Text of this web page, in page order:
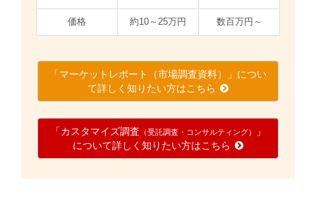
価格 約10～25万円 数百万円～
「マーケットレポート（市場調査資料）」につい
て詳しく知りたい方はこちら
「カスタマイズ調査 （受託調査・コンサルティング）
」
について詳しく知りたい方はこちら